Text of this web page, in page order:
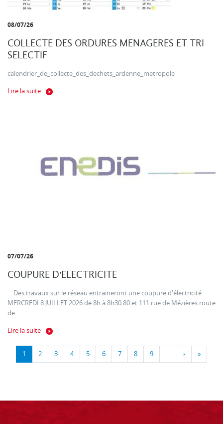
08/07/26
COLLECTE DES ORDURES MENAGERES ET TRI
SELECTIF
calendrier_de_collecte_des_dechets_ardenne_metropole
Lire la suite
07/07/26
COUPURE D'ELECTRICITE
Des travaux sur le réseau entraineront une coupure d'électricité
MERCREDI 8 JUILLET 2026 de 8h à 8h30 80 et 111 rue de Mézières route
de...
Lire la suite
1 2 3 4 5 6 7 8 9 … › »